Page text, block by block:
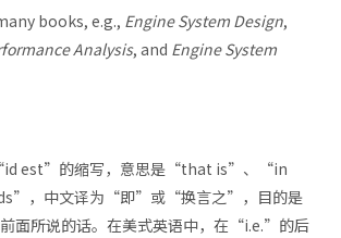
books, e.g., Engine System Design,
Analysis, and Engine System
est”的缩写，意思是“that is”、“in
，中文译为“即”或“换言之”，目的是
面所说的话。在美式英语中，在“i.e.”的后